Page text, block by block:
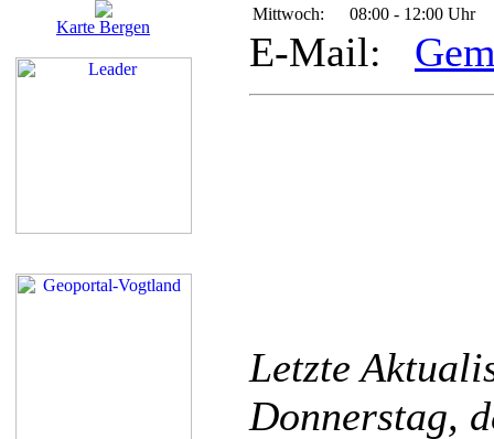
Karte Bergen
Mittwoch:
08:00 - 12:00 Uhr
E-Mail:
Letzte
Donnerstag,